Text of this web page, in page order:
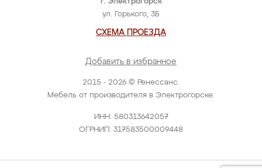
2015 - 2026 © Ренессанс.
Мебель от производителя в Электрогорске.
ИНН: 580313642057
ОГРНИП: 317583500009448
ул. Горького, 3Б
СХЕМА ПРОЕЗДА
Добавить в избранное